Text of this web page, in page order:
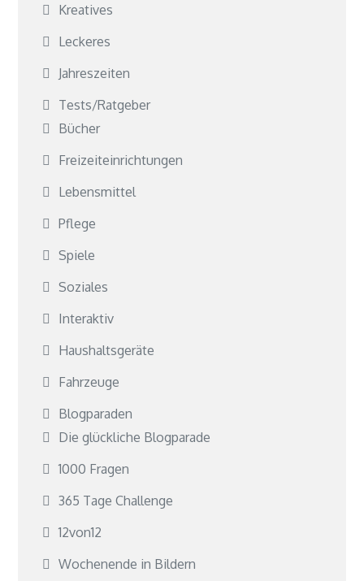
Kreatives
Leckeres
Jahreszeiten
Tests/Ratgeber
Bücher
Freizeiteinrichtungen
Lebensmittel
Pflege
Spiele
Soziales
Interaktiv
Haushaltsgeräte
Fahrzeuge
Blogparaden
Die glückliche Blogparade
1000 Fragen
365 Tage Challenge
12von12
Wochenende in Bildern